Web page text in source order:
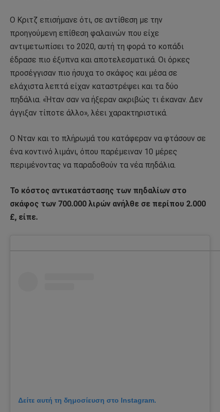
Ο Κριτζ επισήμανε ότι, σε αντίθεση με την
προηγούμενη επίθεση φαλαινών που είχε
αντιμετωπίσει το 2020, αυτή τη φορά το κοπάδι
έδρασε πιο έξυπνα και αποτελεσματικά. Οι όρκες
προσέγγισαν πιο ήσυχα το σκάφος και μέσα σε
ελάχιστα λεπτά είχαν καταστρέψει και τα δύο
πηδάλια. «Ήταν σαν να ήξεραν ακριβώς τι έκαναν. Δεν
άγγιξαν τίποτε άλλο», λέει χαρακτηριστικά.
Ο Νταν και το πλήρωμά του κατάφεραν να φτάσουν σε
ένα κοντινό λιμάνι, όπου παρέμειναν 10 μέρες
περιμένοντας να παραδοθούν τα νέα πηδάλια.
Το κόστος αντικατάστασης των πηδαλίων στο
σκάφος των 700.000 λιρών ανήλθε σε περίπου 2.000
£, είπε.
Δείτε αυτή τη δημοσίευση στο Instagram.